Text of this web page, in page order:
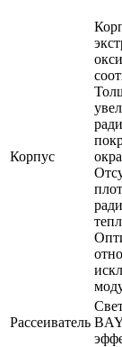
Корпус
Рассеиватель